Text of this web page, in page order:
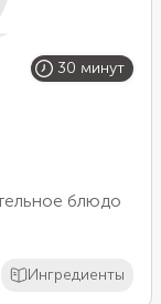
30 минут
блюдо
Ингредиенты